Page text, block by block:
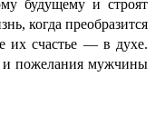
будущему и строят
когда преобразится
их счастье — в духе.
пожелания мужчины